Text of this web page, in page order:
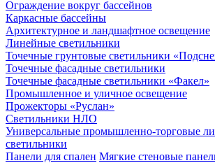
Ограждение вокруг бассейнов
Каркасные бассейны
Архитектурное и ландшафтное освещение
Линейные светильники
Точечные грунтовые светильники
Точечные фасадные светильники
Точечные фасадные светильники «Факел»
Промышленное и уличное освещение
Прожекторы «Руслан»
Светильники НЛО
Универсальные промышленно-торговые
светильники
Панели для спален Мягкие стеновые